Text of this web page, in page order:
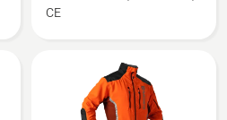
Extreme
CE